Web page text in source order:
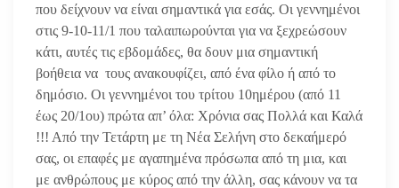
που δείχνουν να είναι σημαντικά για εσάς. Οι γεννημένοι
στις 9-10-11/1 που ταλαιπωρούνται για να ξεχρεώσουν
κάτι, αυτές τις εβδομάδες, θα δουν μια σημαντική
βοήθεια να τους ανακουφίζει, από ένα φίλο ή από το
δημόσιο. Οι γεννημένοι του τρίτου 10ημέρου (από 11
έως 20/1ου) πρώτα απ’ όλα: Χρόνια σας Πολλά και Καλά
!!! Από την Τετάρτη με τη Νέα Σελήνη στο δεκαήμερό
σας, οι επαφές με αγαπημένα πρόσωπα από τη μια, και
με ανθρώπους με κύρος από την άλλη, σας κάνουν να τα